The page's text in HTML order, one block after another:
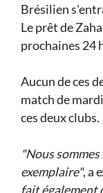
Brésilien
Le prêt de
prochaines 24
Aucun de ces
match de
ces deux clubs.
"Nous
exemplaire", a
fait également